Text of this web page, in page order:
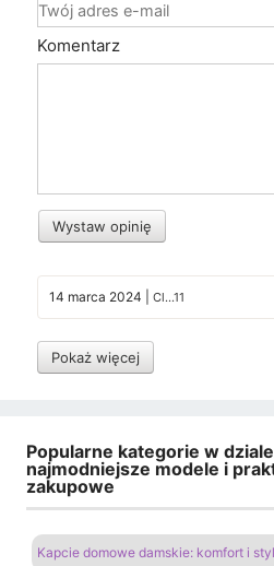
Komentarz
Wystaw opinię
14 marca 2024 Cl...11
Pokaż więcej
Popularne kategorie w
najmodniejsze modele i
zakupowe
Kapcie domowe damskie: komfort i